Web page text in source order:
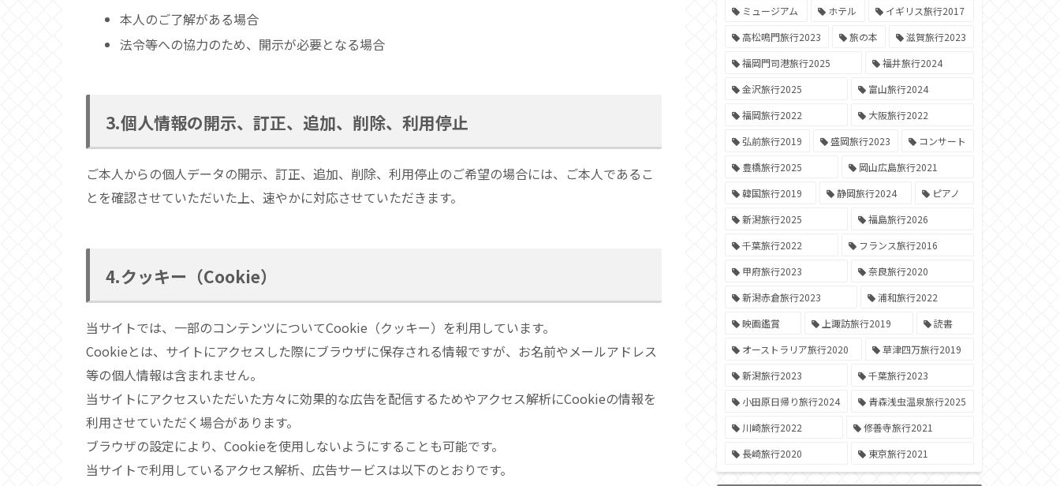
本人のご了解がある場合
法令等への協力のため、開示が必要となる場合
3.個人情報の開示、訂正、追加、削除、利用停止
ご本人からの個人データの開示、訂正、追加、削除、利用停止のご希望の場合には、ご本人であるこ
とを確認させていただいた上、速やかに対応させていただきます。
4.クッキー（Cookie）
当サイトでは、一部のコンテンツについてCookie（クッキー）を利用しています。
Cookieとは、サイトにアクセスした際にブラウザに保存される情報ですが、お名前やメールアドレス
等の個人情報は含まれません。
当サイトにアクセスいただいた方々に効果的な広告を配信するためやアクセス解析にCookieの情報を
利用させていただく場合があります。
ブラウザの設定により、Cookieを使用しないようにすることも可能です。
当サイトで利用しているアクセス解析、広告サービスは以下のとおりです。
ミュージアム ホテル
イギリス旅行2017
高松鳴門旅行2023
旅の本
滋賀旅行2023
福岡門司港旅行2025
福井旅行2024
金沢旅行2025
富山旅行2024
福岡旅行2022
大阪旅行2022
弘前旅行2019
盛岡旅行2023
コンサート
豊橋旅行2025
岡山広島旅行2021
韓国旅行2019
静岡旅行2024
ピアノ
新潟旅行2025
福島旅行2026
千葉旅行2022
フランス旅行2016
甲府旅行2023
奈良旅行2020
新潟赤倉旅行2023
浦和旅行2022
映画鑑賞
上諏訪旅行2019
読書
オーストラリア旅行2020
草津四万旅行2019
新潟旅行2023
千葉旅行2023
小田原日帰り旅行2024
青森浅虫温泉旅行2025
川崎旅行2022
修善寺旅行2021
長崎旅行2020
東京旅行2021